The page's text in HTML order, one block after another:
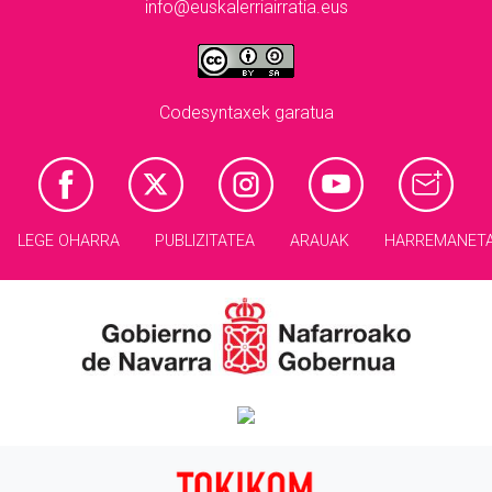
info@euskalerriairratia.eus
Codesyntaxek garatua
LEGE OHARRA PUBLIZITATEA ARAUAK